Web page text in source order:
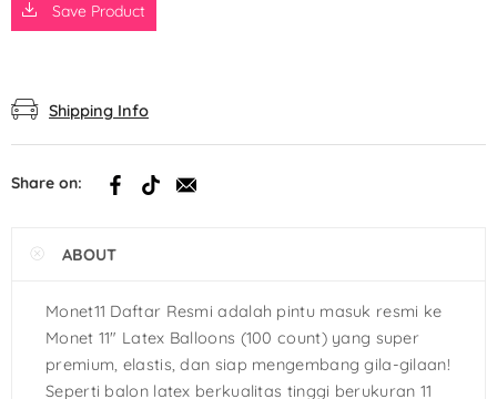
Save Product
Shipping Info
Share on:
ABOUT
Monet11 Daftar Resmi adalah pintu masuk resmi ke
Monet 11″ Latex Balloons (100 count) yang super
premium, elastis, dan siap mengembang gila-gilaan!
Seperti balon latex berkualitas tinggi berukuran 11